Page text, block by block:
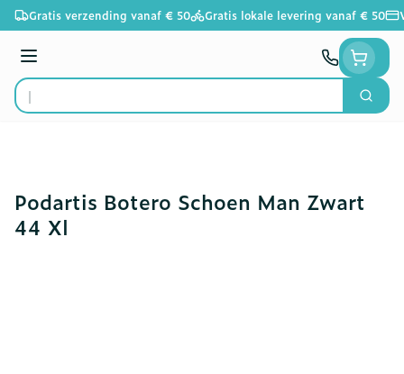
Ga naar de inhoud
Gratis verzending vanaf € 50 Gratis lokale levering vanaf € 50
Menu
Product, merk, categorie...
Zoek
Podartis Botero Schoen Man Zwart
44 Xl